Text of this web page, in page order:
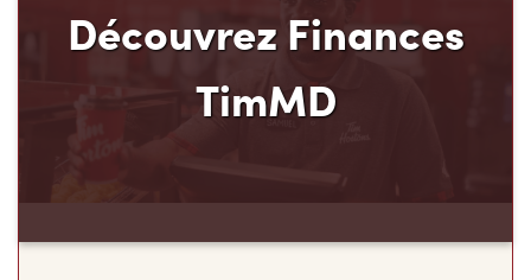
TimMD
Découvrez votre nouveau mode de paiement et